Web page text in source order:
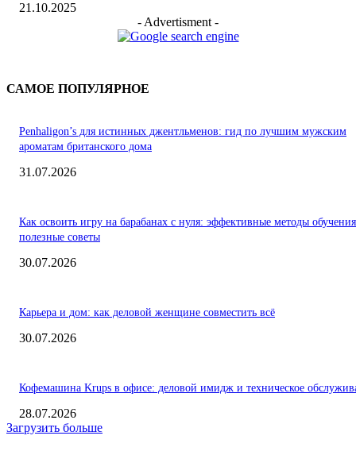
21.10.2025
- Advertisment -
САМОЕ ПОПУЛЯРНОЕ
Penhaligon’s для истинных джентльменов: гид по лучшим мужским
ароматам британского дома
31.07.2026
Как освоить игру на барабанах с нуля: эффективные методы
полезные советы
30.07.2026
Карьера и дом: как деловой женщине совместить всё
30.07.2026
Кофемашина Krups в офисе: деловой имидж и техническое
28.07.2026
Загрузить больше